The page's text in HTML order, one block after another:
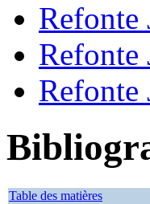
Refonte
Refonte
Refonte
Table des matières